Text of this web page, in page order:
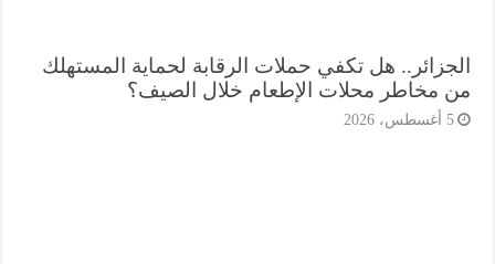
هل تكفي حملات الرقابة لحماية المستهلك
مخاطر محلات الإطعام خلال الصيف؟